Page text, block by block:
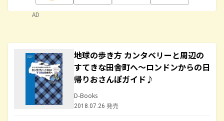
AD
地球の歩き方 カンタベリーと周辺の
すてきな田舎町へ～ロンドンからの日
帰りおさんぽガイド♪
D-Books
2018.07.26 発売